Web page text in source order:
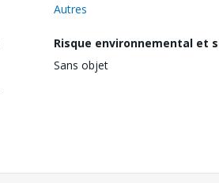
Autres
Risque environnemental et
Sans objet